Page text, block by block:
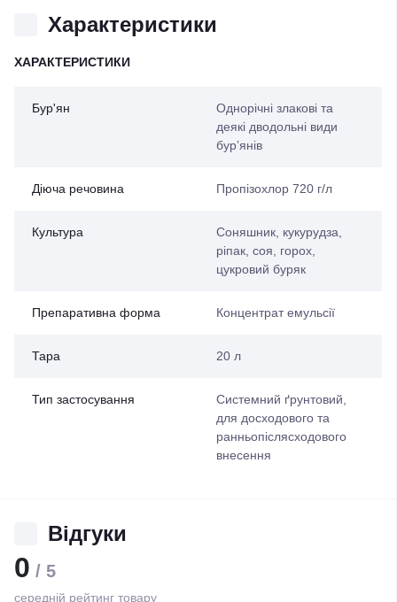
Характеристики
ХАРАКТЕРИСТИКИ
Бур'ян
Однорічні злакові та
деякі дводольні види
бур’янів
Діюча речовина Пропiзохлор 720 г/л
Культура
Соняшник, кукурудза,
ріпак, соя, горох,
цукровий буряк
Препаративна форма Концентрат емульсії
Тара 20 л
Тип застосування
Системний ґрунтовий,
для досходового та
ранньопіслясходового
внесення
Відгуки
0 / 5
середній рейтинг товару